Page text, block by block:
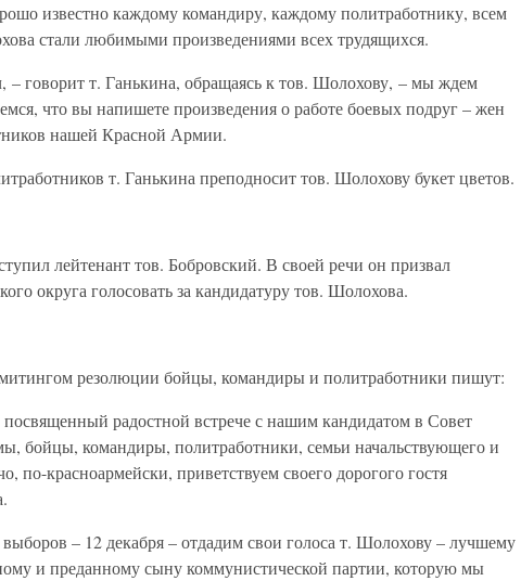
известно каждому командиру, каждому политработнику, всем
стали любимыми произведениями всех трудящихся.
говорит т. Ганькина, обращаясь к тов. Шолохову, – мы ждем
что вы напишете произведения о работе боевых подруг – жен
нашей Красной Армии.
т. Ганькина преподносит тов. Шолохову букет цветов.
лейтенант тов. Бобровский. В своей речи он призвал
округа голосовать за кандидатуру тов. Шолохова.
резолюции бойцы, командиры и политработники пишут:
радостной встрече с нашим кандидатом в Совет
бойцы, командиры, политработники, семьи начальствующего и
по-красноармейски, приветствуем своего дорогого гостя
– 12 декабря – отдадим свои голоса т. Шолохову – лучшему
и преданному сыну коммунистической партии, которую мы